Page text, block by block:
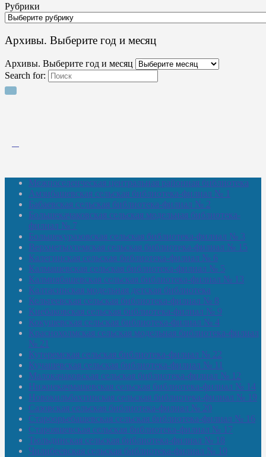
Рубрики
Архивы. Выберите год и месяц
Архивы. Выберите год и месяц
Search for:
Межпоселенческая центральная районная библиотека
Амзибашевская сельская библиотека-филиал № 1
Бабаевская сельская библиотека-филиал № 2
Большекачаковская сельская модельная библиотека-
филиал № 7
Большекуразовская сельская библиотека-филиал № 3
Верхнетыхтемская сельская библиотека-филиал № 15
Калегинская сельская библиотека-филиал № 6
Калмашевская сельская библиотека-филиал № 5
Калмиябашевская сельская библиотека-филиал № 13
Калтасинская модельная детская библиотека
Кельтеевская сельская библиотека-филиал № 8
Киебаковская сельская библиотека-филиал № 9
Кокушевская сельская библиотека-филиал № 4
Краснохолмская сельская модельная библиотека-филиал
№ 21
Кутеремская сельская библиотека-филиал № 22
Кучашевская сельская библиотека-филиал № 11
Малокачаковская сельская библиотека-филиал № 12
Нижнекачмашевская сельская библиотека-филиал № 14
Новокильбахтинская сельская библиотека-филиал № 19
Сазовская сельская библиотека-филиал № 20
Староорьебашевская сельская библиотека-филиал № 16
Старояшевская сельская библиотека-филиал № 17
Тюльдинская сельская библиотека-филиал № 18
Чилибеевская сельская библиотека-филиал № 10